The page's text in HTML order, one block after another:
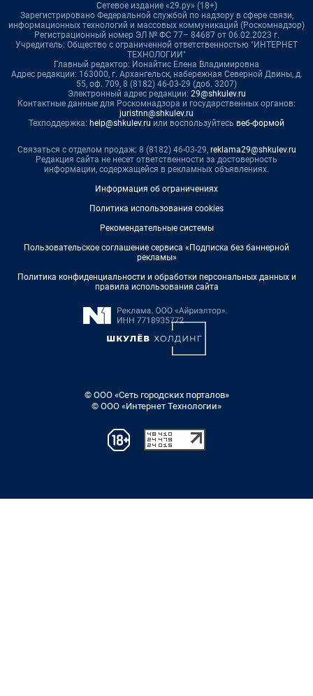
Сетевое издание «29.ру» (18+)
Зарегистрировано Федеральной службой по надзору в сфере связи,
информационных технологий и массовых коммуникаций (Роскомнадзор)
Регистрационный номер ЭЛ № ФС 77– 84687 от 06.02.2023 г.
Учредитель: Общество с ограниченной ответственностью "ИНТЕРНЕТ
ТЕХНОЛОГИИ"
Главный редактор: Ионайтис Елена Владимировна
Адрес редакции: 163000, г. Архангельск, набережная Северной Двины, д.
55, оф. 709, 8 (8182) 46-03-29 (доб. 3207)
Электронный адрес редакции: 29@shkulev.ru
Контактные данные для Роскомнадзора и государственных органов:
juristnn@shkulev.ru
Техподдержка: help@shkulev.ru или воспользуйтесь веб-формой
Связаться с отделом продаж: 8 (8182) 46-03-29, reklama29@shkulev.ru
Редакция сайта не несет ответственности за достоверность
информации, содержащейся в рекламных объявлениях.
Информация об ограничениях
Политика использования cookies
Рекомендательные системы
Пользовательское соглашение сервиса «Подписка без баннерной
рекламы»
Политика конфиденциальности и обработки персональных данных и
правила использования сайта
© ООО «Сеть городских порталов»
© ООО «Интернет Технологии»